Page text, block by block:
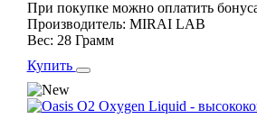
При покупке можно оплатить
Производитель: MIRAI LAB
Вес: 28 Грамм
Купить